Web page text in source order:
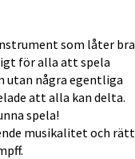
som låter bra
för alla att spela
utan några egentliga
att alla kan delta.
spela!
musikalitet och rätt